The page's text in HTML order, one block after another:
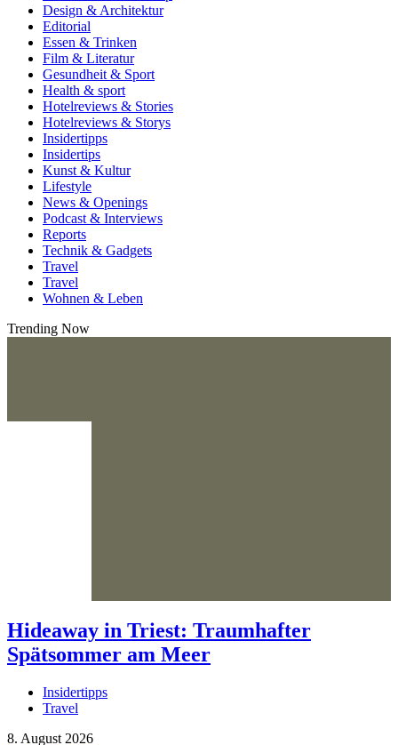
Design & Architektur
Editorial
Essen & Trinken
Film & Literatur
Gesundheit & Sport
Health & sport
Hotelreviews & Stories
Hotelreviews & Storys
Insidertipps
Insidertips
Kunst & Kultur
Lifestyle
News & Openings
Podcast & Interviews
Reports
Technik & Gadgets
Travel
Travel
Wohnen & Leben
Trending Now
Hideaway in Triest: Traumhafter
Spätsommer am Meer
Insidertipps
Travel
8. August 2026